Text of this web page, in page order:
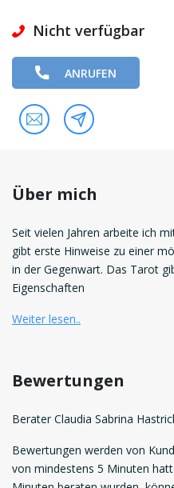
Nicht verfügbar
ANRUFEN
Über mich
Seit vielen Jahren arbeite ich
gibt erste Hinweise zu einer
in der Gegenwart. Das Tarot
Eigenschaften
Weiter lesen..
Bewertungen
Berater Claudia Sabrina
Bewertungen werden von
von mindestens 5 Minuten